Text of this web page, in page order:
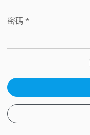
密碼 *